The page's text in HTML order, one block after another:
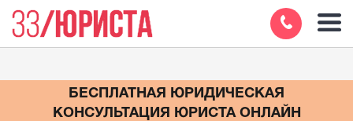
БЕСПЛАТНАЯ ЮРИДИЧЕСКАЯ
КОНСУЛЬТАЦИЯ ЮРИСТА ОНЛАЙН